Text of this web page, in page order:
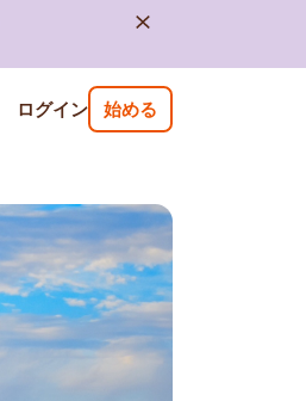
ログイン 始める